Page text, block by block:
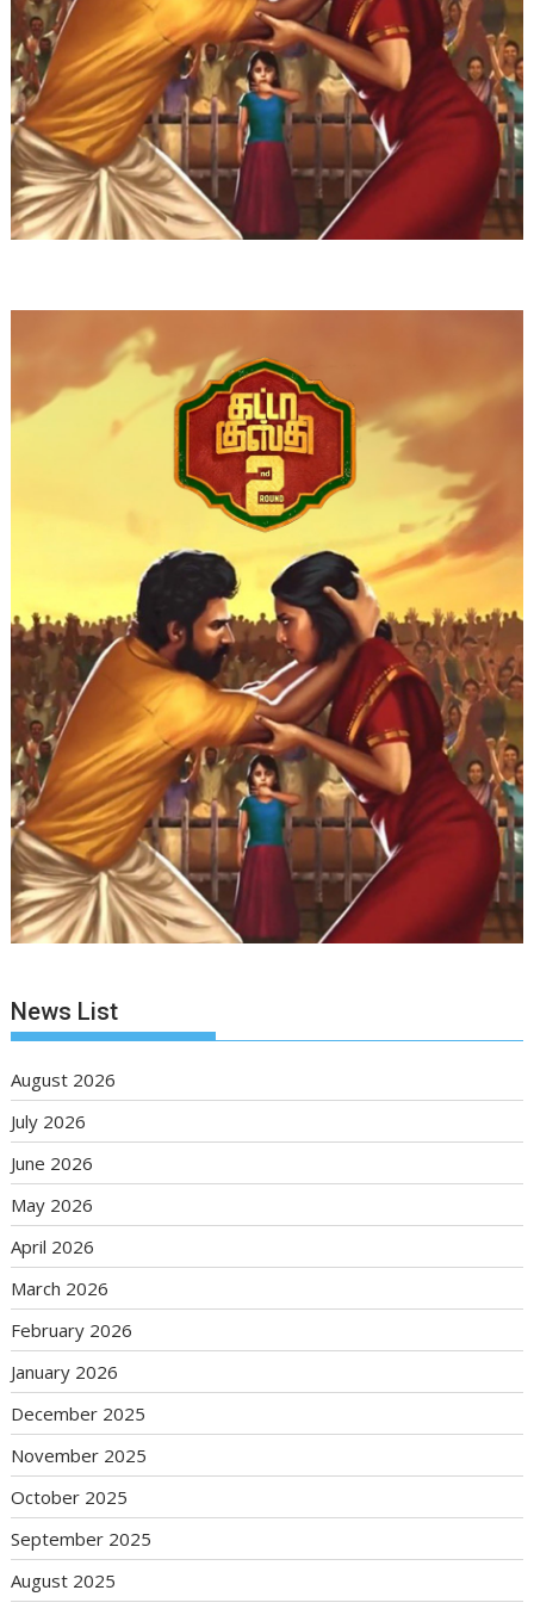
News List
August 2026
July 2026
June 2026
May 2026
April 2026
March 2026
February 2026
January 2026
December 2025
November 2025
October 2025
September 2025
August 2025